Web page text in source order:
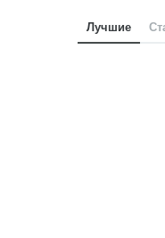
Лучшие